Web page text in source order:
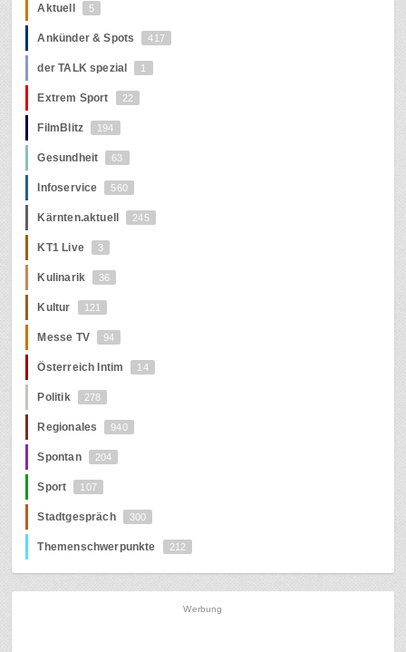
Aktuell 5
Ankünder & Spots 417
der TALK spezial 1
Extrem Sport 22
FilmBlitz 194
Gesundheit 63
Infoservice 560
Kärnten.aktuell 245
KT1 Live 3
Kulinarik 36
Kultur 121
Messe TV 94
Österreich Intim 14
Politik 278
Regionales 940
Spontan 204
Sport 107
Stadtgespräch 300
Themenschwerpunkte 212
Werbung